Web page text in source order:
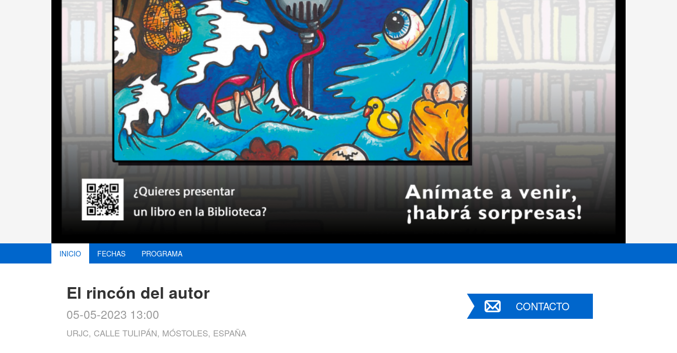
INICIO FECHAS PROGRAMA
El rincón del autor
05-05-2023 13:00
URJC, CALLE TULIPÁN, MÓSTOLES, ESPAÑA
CONTACTO